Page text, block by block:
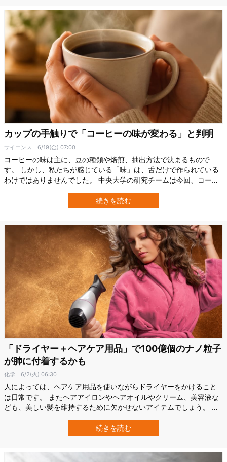
カップの手触りで「コーヒーの味が変わる」と判明
サイエンス 6/19(金) 07:00
コーヒーの味は主に、豆の種類や焙煎、抽出方法で決まるもので
す。 しかし、私たちが感じている「味」は、舌だけで作られている
わけではありませんでした。 中央大学の研究チームは今回、コーヒ
ました。 研究によると、ざらざらしたスリーブのカップで飲む場合
よりも、さらさらしたスリーブのカップで飲む場合の方が、コーヒ
続きを読む
「ドライヤー＋ヘアケア用品」で100億個のナノ粒子
が肺に付着するかも
化学 6/2(火) 06:30
人によっては、ヘアケア用品を使いながらドライヤーをかけること
は日常です。 またヘアアイロンやヘアオイルやクリーム、美容液な
ども、美しい髪を維持するために欠かせないアイテムでしょう。 で
生み出しているかもしれません。 米パデュー大学（Purdue
University）の研究チームは、一般的な整髪料と加熱器具を使ったス
続きを読む